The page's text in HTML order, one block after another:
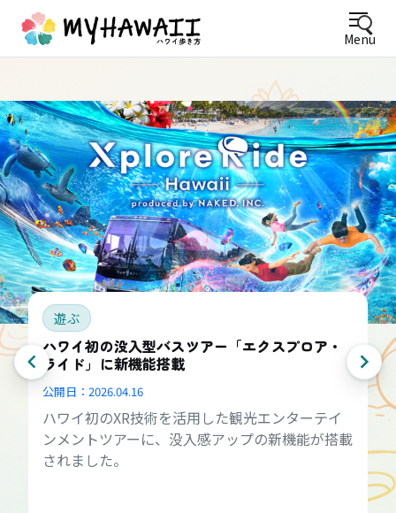
Menu
遊ぶ
ハワイ初の没入型バスツアー「エクスプロア・
ライド」に新機能搭載
公開日： 2026.04.16
ハワイ初のXR技術を活用した観光エンターテイ
ンメントツアーに、没入感アップの新機能が搭載
されました。